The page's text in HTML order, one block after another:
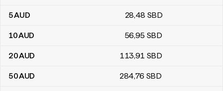
5AUD 28,48 SBD
10AUD 56,95 SBD
20AUD 113,91 SBD
50AUD 284,76 SBD